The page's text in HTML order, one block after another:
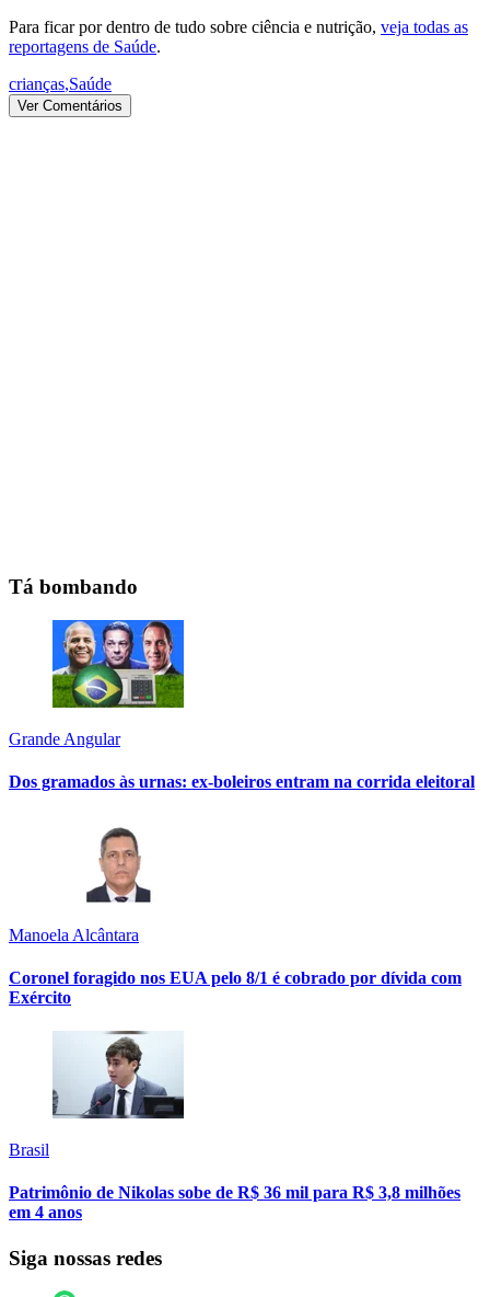
Para ficar por dentro de tudo sobre ciência e nutrição, veja todas as
reportagens de Saúde.
crianças,Saúde
Ver Comentários
Tá bombando
Grande Angular
Dos gramados às urnas: ex-boleiros entram na corrida eleitoral
Manoela Alcântara
Coronel foragido nos EUA pelo 8/1 é cobrado por dívida com
Exército
Brasil
Patrimônio de Nikolas sobe de R$ 36 mil para R$ 3,8 milhões
em 4 anos
Siga nossas redes